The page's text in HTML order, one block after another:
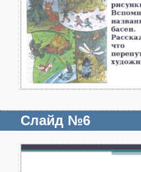
Слайд №6